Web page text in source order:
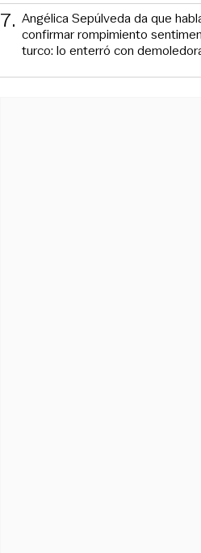
7. Angélica Sepúlveda da que
confirmar rompimiento
turco: lo enterró con